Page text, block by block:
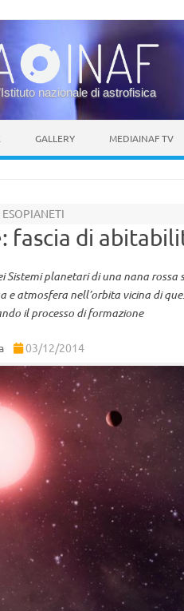
nazionale di astrofisica
GALLERY MEDIAINAF TV
fascia di
Sistemi planetari di una nana rossa
e atmosfera nell’orbita vicina di
il processo di formazione
03/12/2014